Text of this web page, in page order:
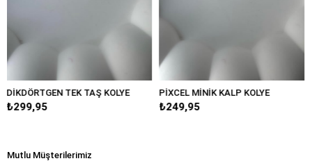
TEK TAŞ KOLYE PİXCEL MİNİK KALP KOLYE MİNİMAL
Mutlu Müşterilerimiz